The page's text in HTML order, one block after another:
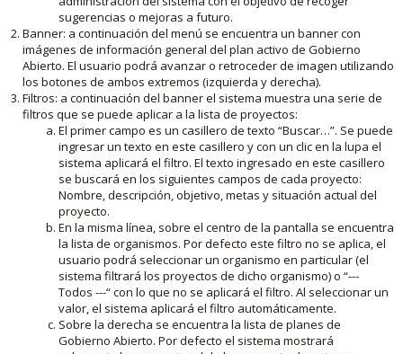
sugerencias o mejoras a futuro.
Banner: a continuación del menú se encuentra un banner con
imágenes de información general del plan activo de Gobierno
Abierto. El usuario podrá avanzar o retroceder de imagen utilizando
los botones de ambos extremos (izquierda y derecha).
Filtros: a continuación del banner el sistema muestra una serie de
filtros que se puede aplicar a la lista de proyectos:
El primer campo es un casillero de texto “Buscar…”. Se puede
ingresar un texto en este casillero y con un clic en la lupa el
sistema aplicará el filtro. El texto ingresado en este casillero
se buscará en los siguientes campos de cada proyecto:
Nombre, descripción, objetivo, metas y situación actual del
proyecto.
En la misma línea, sobre el centro de la pantalla se encuentra
la lista de organismos. Por defecto este filtro no se aplica, el
usuario podrá seleccionar un organismo en particular (el
sistema filtrará los proyectos de dicho organismo) o “---
Todos ---“ con lo que no se aplicará el filtro. Al seleccionar un
valor, el sistema aplicará el filtro automáticamente.
Sobre la derecha se encuentra la lista de planes de
Gobierno Abierto. Por defecto el sistema mostrará